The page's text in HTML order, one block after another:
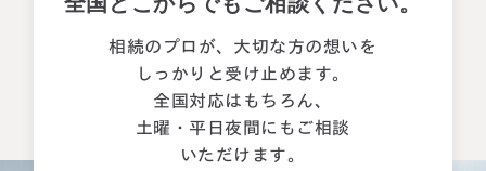
相続のプロが、大切な方の想いを
しっかりと受け止めます。
全国対応はもちろん、
土曜・平日夜間にもご相談
いただけます。